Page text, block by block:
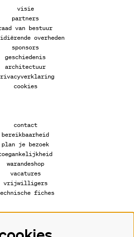
visie
partners
van bestuur
overheden
sponsors
geschiedenis
architectuur
cookies
contact
bereikbaarheid
plan je bezoek
warandeshop
vacatures
vrijwilligers
fiches
Volg ons